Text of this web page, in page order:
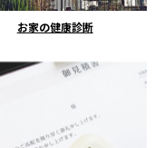
お家の健康診断